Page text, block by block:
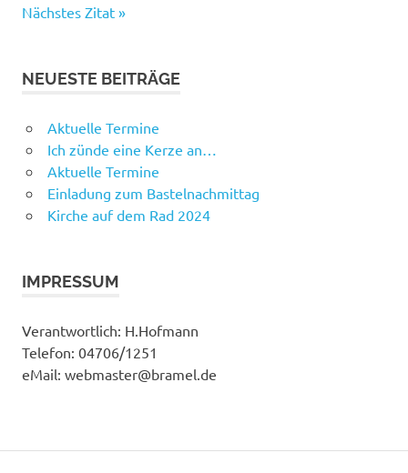
Nächstes Zitat »
NEUESTE BEITRÄGE
Aktuelle Termine
Ich zünde eine Kerze an…
Aktuelle Termine
Einladung zum Bastelnachmittag
Kirche auf dem Rad 2024
IMPRESSUM
Verantwortlich: H.Hofmann
Telefon: 04706/1251
eMail: webmaster@bramel.de